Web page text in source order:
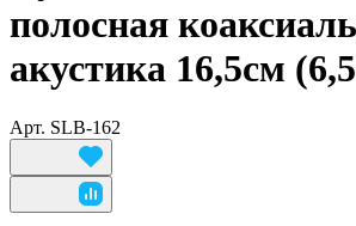
полосная
акустика 16,5см
Арт. SLB-162